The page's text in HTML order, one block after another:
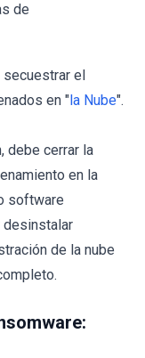
de
secuestrar el
en "la Nube".
debe cerrar la
en la
software
desinstalar
de la nube